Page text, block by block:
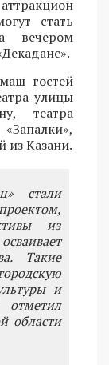
стать
вечером
гостей
улицы
театра
из Казани.
стали
из
Такие
и
области